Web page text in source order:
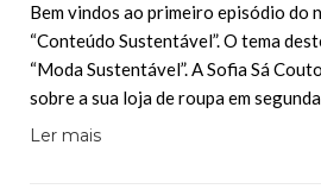
Bem vindos ao primeiro episódio do
“Conteúdo Sustentável”. O tema
“Moda Sustentável”. A Sofia Sá
sobre a sua loja de roupa em
Ler mais